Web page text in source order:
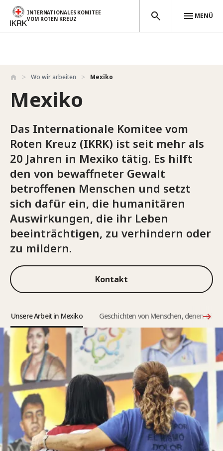
Direkt zum Inhalt
INTERNATIONALES KOMITEE
VOM ROTEN KREUZ
MENÜ
Wo wir arbeiten Mexiko
Mexiko
Das Internationale Komitee vom
Roten Kreuz (IKRK) ist seit mehr als
20 Jahren in Mexiko tätig. Es hilft
den von bewaffneter Gewalt
betroffenen Menschen und setzt
sich dafür ein, die humanitären
Auswirkungen, die ihr Leben
beeinträchtigen, zu verhindern oder
zu mildern.
Kontakt
Unsere Arbeit in Mexiko Geschichten von Menschen, denen wir